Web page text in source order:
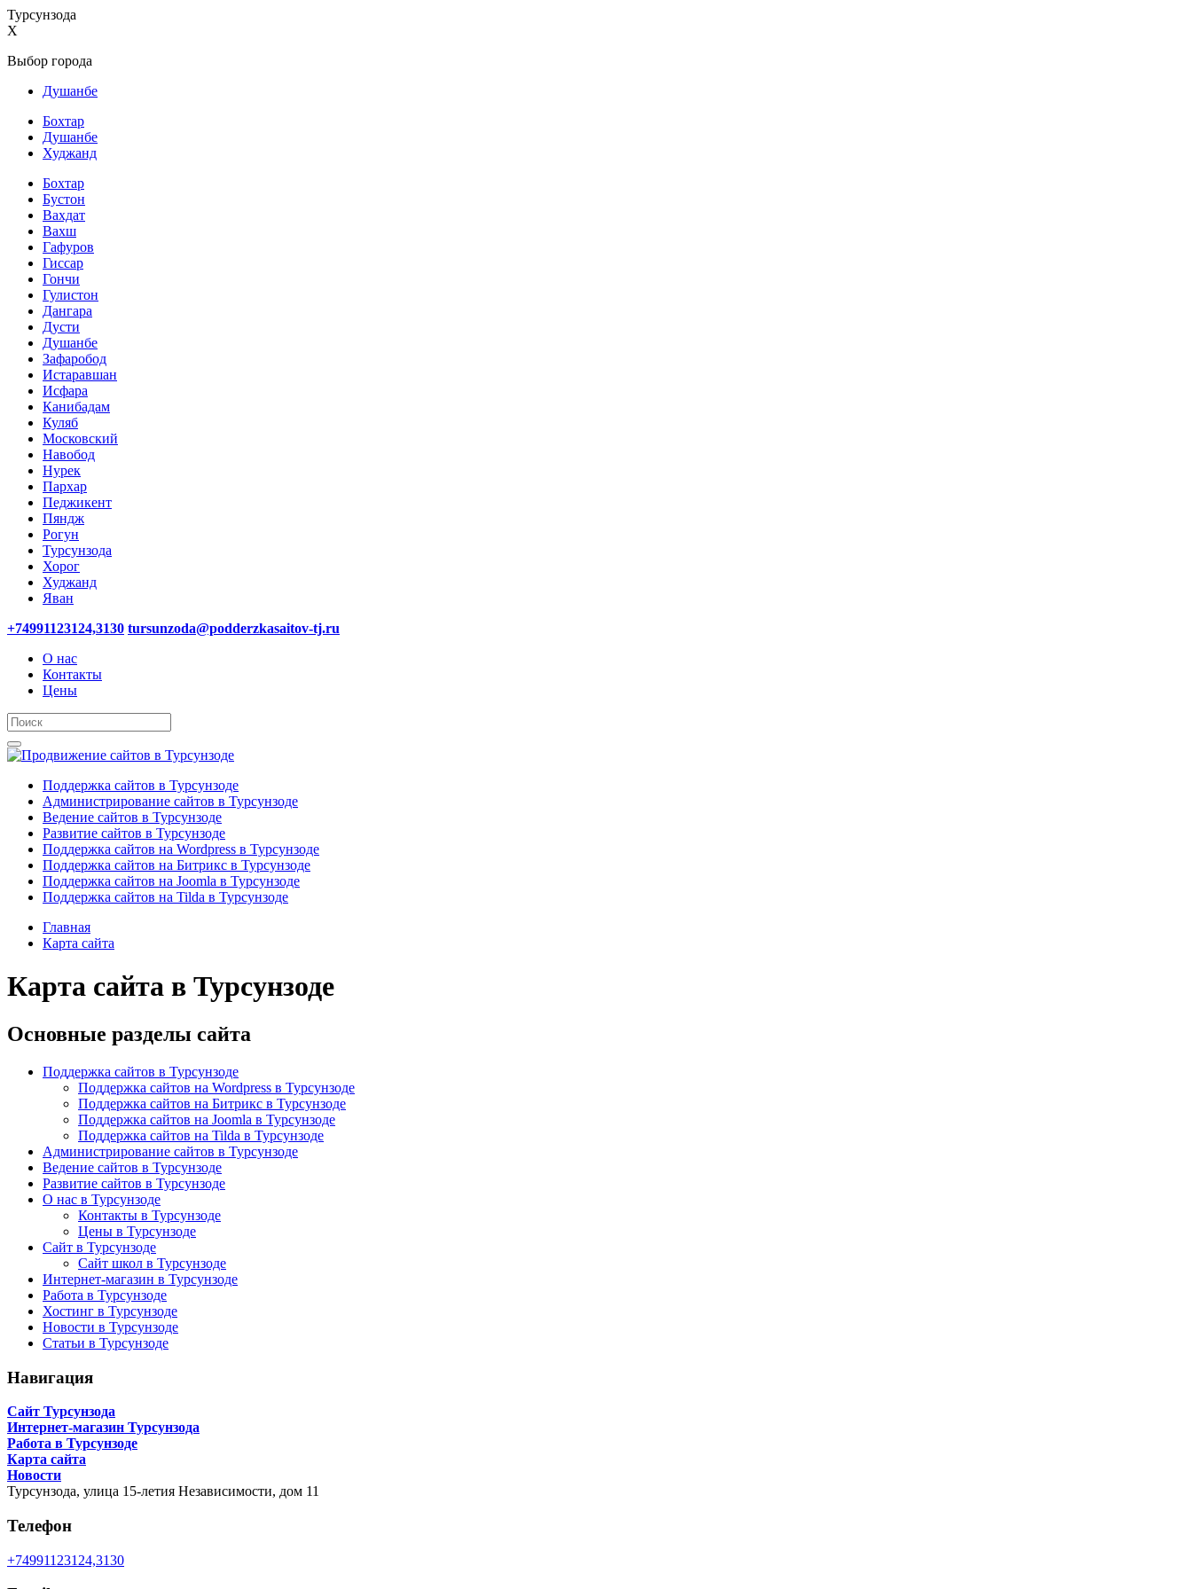
Турсунзода
X
Выбор города
Душанбе
Бохтар
Душанбе
Худжанд
Бохтар
Бустон
Вахдат
Вахш
Гафуров
Гиссар
Гончи
Гулистон
Дангара
Дусти
Душанбе
Зафаробод
Истаравшан
Исфара
Канибадам
Куляб
Московский
Навобод
Нурек
Пархар
Педжикент
Пяндж
Рогун
Турсунзода
Хорог
Худжанд
Яван
+74991123124,3130 tursunzoda@podderzkasaitov-tj.ru
О нас
Контакты
Цены
Поддержка сайтов в Турсунзоде
Администрирование сайтов в Турсунзоде
Ведение сайтов в Турсунзоде
Развитие сайтов в Турсунзоде
Поддержка сайтов на Wordpress в Турсунзоде
Поддержка сайтов на Битрикс в Турсунзоде
Поддержка сайтов на Joomla в Турсунзоде
Поддержка сайтов на Tilda в Турсунзоде
Главная
Карта сайта
Карта сайта в Турсунзоде
Основные разделы сайта
Поддержка сайтов в Турсунзоде
Поддержка сайтов на Wordpress в Турсунзоде
Поддержка сайтов на Битрикс в Турсунзоде
Поддержка сайтов на Joomla в Турсунзоде
Поддержка сайтов на Tilda в Турсунзоде
Администрирование сайтов в Турсунзоде
Ведение сайтов в Турсунзоде
Развитие сайтов в Турсунзоде
О нас в Турсунзоде
Контакты в Турсунзоде
Цены в Турсунзоде
Сайт в Турсунзоде
Сайт школ в Турсунзоде
Интернет-магазин в Турсунзоде
Работа в Турсунзоде
Хостинг в Турсунзоде
Новости в Турсунзоде
Статьи в Турсунзоде
Навигация
Сайт Турсунзода
Интернет-магазин Турсунзода
Работа в Турсунзоде
Карта сайта
Новости
Турсунзода, улица 15-летия Независимости, дом 11
Телефон
+74991123124,3130